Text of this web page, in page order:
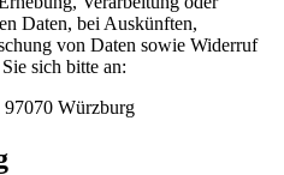
Daten, bei Auskünften,
von Daten sowie Widerruf
sich bitte an:
97070 Würzburg